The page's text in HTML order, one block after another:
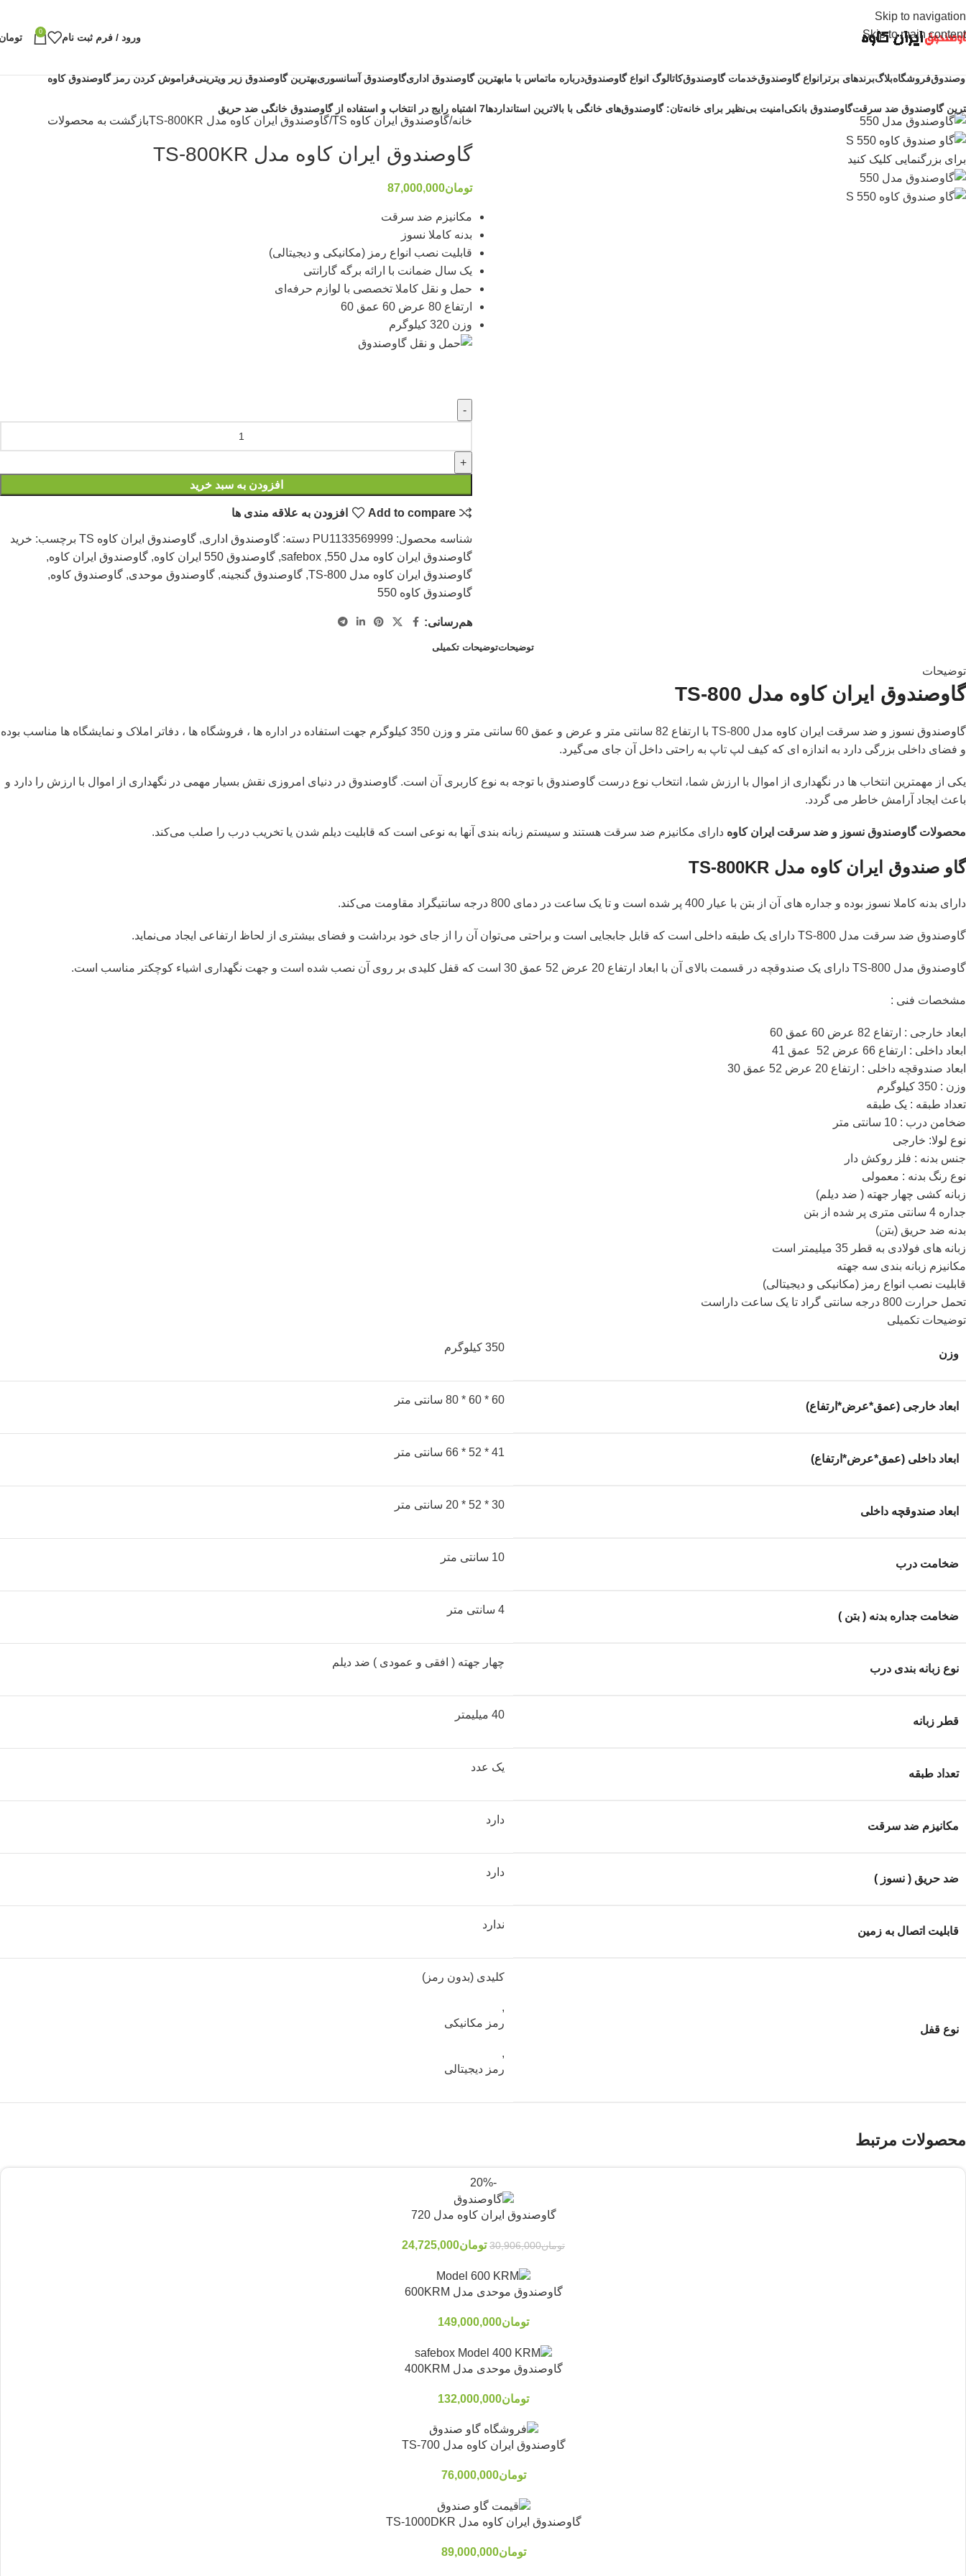
Skip to navigation
Skip to main content
ورود / فرم ثبت نام 0
فروشگاهبلاگبرندهای برترانواع گاوصندوقخدمات گاوصندوقکاتالوگ انواع گاوصندوقدرباره ماتماس با مابهترین گاوصندوق اداریگاوصندوق آسانسوریبهترین گاوصندوق زیر ویترینیفراموش کردن رمز گاوصندوق کاوه
گاوصندوق ضد سرقتگاوصندوق بانکیامنیت بی‌نظیر برای خانه‌تان: گاوصندوق‌های خانگی با بالاترین استانداردها7 اشتباه رایج در انتخاب و استفاده از گاوصندوق خانگی ضد حریق
برای بزرگنمایی کلیک کنید
خانه گاوصندوق ایران کاوه TS گاوصندوق ایران کاوه مدل TS-800KR بازگشت به محصولات
گاوصندوق ایران کاوه مدل TS-800KR
تومان87,000,000
مکانیزم ضد سرقت
بدنه کاملا نسوز
قابلیت نصب انواع رمز (مکانیکی و دیجیتالی)
یک سال ضمانت با ارائه برگه گارانتی
حمل و نقل کاملا تخصصی با لوازم حرفه‌ای
ارتفاع 80 عرض 60 عمق 60
وزن 320 کیلوگرم
افزودن به سبد خرید
Add to compare افزودن به علاقه مندی ها
شناسه محصول: PU1133569999 دسته: گاوصندوق اداری, گاوصندوق ایران کاوه TS برچسب: خرید
گاوصندوق ایران کاوه مدل 550
,
safebox
, گاوصندوق 550 ایران کاوه , گاوصندوق ایران کاوه,
گاوصندوق ایران کاوه مدل TS-800
, گاوصندوق گنجینه, گاوصندوق موحدی, گاوصندوق کاوه,
گاوصندوق کاوه 550
هم‌رسانی:
توضیحاتتوضیحات تکمیلی
توضیحات
گاوصندوق ایران کاوه مدل TS-800
گاوصندوق نسوز و ضد سرقت ایران کاوه
مدل TS-800 با ارتفاع 82 سانتی متر و عرض و عمق 60 سانتی متر و وزن 350 کیلوگرم جهت استفاده در اداره ها ، فروشگاه ها ، دفاتر املاک و نمایشگاه ها مناسب بوده
و فضای داخلی بزرگی دارد به اندازه ای که کیف لپ تاپ به راحتی داخل آن جای می‌گیرد.
یکی از مهمترین انتخاب ها در نگهداری از اموال با ارزش شما، انتخاب نوع درست گاوصندوق با توجه به نوع کاربری آن است. گاوصندوق در دنیای امروزی نقش بسیار مهمی در نگهداری از اموال با ارزش را دارد و
باعث ایجاد آرامش خاطر می گردد.
محصولات گاوصندوق نسوز و ضد سرقت ایران کاوه دارای مکانیزم ضد سرقت هستند و سیستم زبانه بندی آنها به نوعی است که قابلیت دیلم شدن یا تخریب درب را صلب می‌کند.
گاو صندوق ایران کاوه مدل TS-800KR
دارای بدنه کاملا نسوز بوده و جداره های آن از بتن با عیار 400 پر شده است و تا یک ساعت در دمای 800 درجه سانتیگراد مقاومت می‌کند.
گاوصندوق ضد سرقت مدل TS-800 دارای یک طبقه داخلی است که قابل جابجایی است و براحتی می‌توان آن را از جای خود برداشت و فضای بیشتری از لحاظ ارتفاعی ایجاد می‌نماید.
گاوصندوق مدل TS-800 دارای یک صندوقچه در قسمت بالای آن با ابعاد ارتفاع 20 عرض 52 عمق 30 است که قفل کلیدی بر روی آن نصب شده است و جهت نگهداری اشیاء کوچکتر مناسب است.
مشخصات فنی :
ابعاد خارجی : ارتفاع 82 عرض 60 عمق 60
ابعاد داخلی : ارتفاع 66 عرض 52 عمق 41
ابعاد صندوقچه داخلی : ارتفاع 20 عرض 52 عمق 30
وزن : 350 کیلوگرم
تعداد طبقه : یک طبقه
ضخامن درب : 10 سانتی متر
نوع لولا: خارجی
جنس بدنه : فلز روکش دار
نوع رنگ بدنه : معمولی
زبانه کشی چهار جهته ( ضد دیلم)
جداره 4 سانتی متری پر شده از بتن
بدنه ضد حریق (بتن)
زبانه های فولادی به قطر 35 میلیمتر است
مکانیزم زبانه بندی سه جهته
قابلیت نصب انواع رمز (مکانیکی و دیجیتالی)
تحمل حرارت 800 درجه سانتی گراد تا یک ساعت داراست
توضیحات تکمیلی
وزن
350 کیلوگرم
ابعاد خارجی (عمق*عرض*ارتفاع)
60 * 60 * 80 سانتی متر
ابعاد داخلی (عمق*عرض*ارتفاع)
41 * 52 * 66 سانتی متر
ابعاد صندوقچه داخلی
30 * 52 * 20 سانتی متر
ضخامت درب
10 سانتی متر
ضخامت جداره بدنه ( بتن )
4 سانتی متر
نوع زبانه بندی درب
چهار جهته ( افقی و عمودی ) ضد دیلم
قطر زبانه
40 میلیمتر
تعداد طبقه
یک عدد
مکانیزم ضد سرقت
دارد
ضد حریق ( نسوز )
دارد
قابلیت اتصال به زمین
ندارد
نوع قفل
کلیدی (بدون رمز)
,
رمز مکانیکی
,
رمز دیجیتالی
محصولات مرتبط
-20%
گاوصندوق ایران کاوه مدل 720
تومان30,906,000 تومان24,725,000
گاوصندوق موحدی مدل 600KRM
تومان149,000,000
گاوصندوق موحدی مدل 400KRM
تومان132,000,000
گاوصندوق ایران کاوه مدل TS-700
تومان76,000,000
گاوصندوق ایران کاوه مدل TS-1000DKR
تومان89,000,000